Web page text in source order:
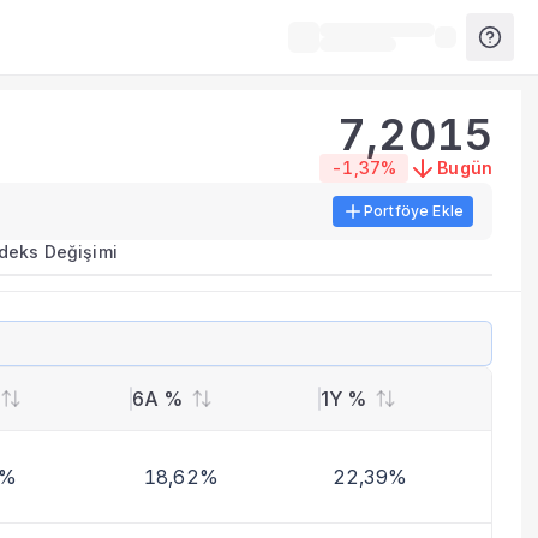
metrikleri listelenir.
benzer fonları inceleyebilirsiniz.
7,2015
-1,37% Bugün
Portföye Ekle
Değişimi
6A % 1Y %
18,62% 22,39%